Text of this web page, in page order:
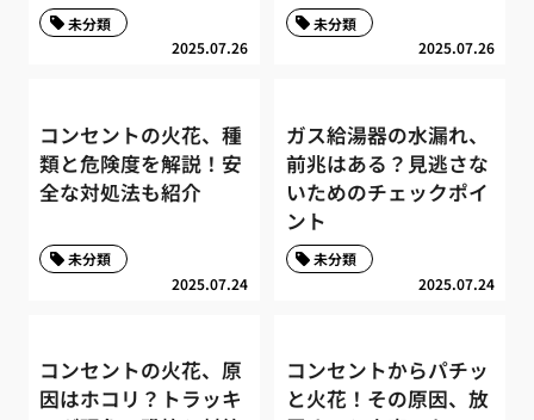
2025.07.26
未分類
2025.07.26
未分類
コンセントの火花、種
類と危険度を解説！安
全な対処法も紹介
2025.07.24
未分類
ガス給湯器の水漏れ、
前兆はある？見逃さな
いためのチェックポイ
ント
2025.07.24
未分類
コンセントの火花、原
因はホコリ？トラッキ
コンセントからパチッ
と火花！その原因、放